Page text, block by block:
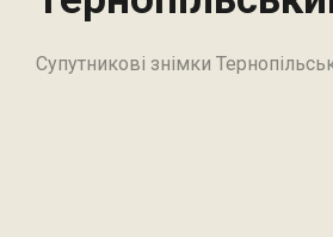
Супутникові знімки